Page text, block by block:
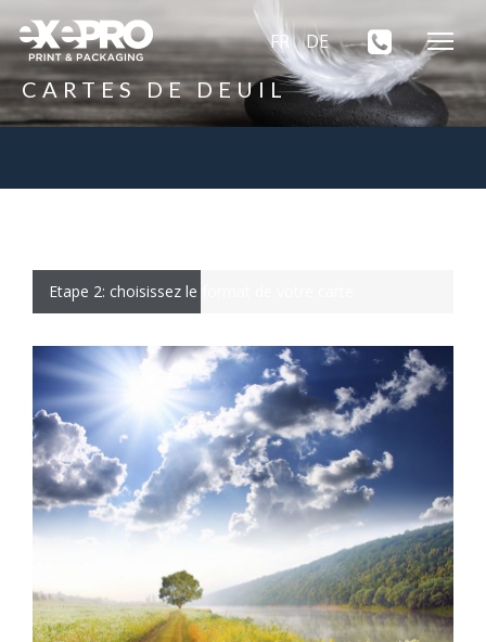
FR DE
CARTES DE DEUIL
Etape 2: choisissez le format de votre carte